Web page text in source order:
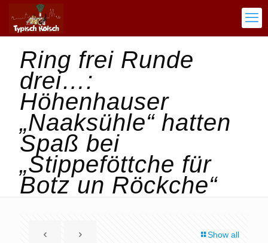
Ring frei Runde
drei…:
Höhenhauser
„Naaksühle“ hatten
Spaß bei
„Stippeföttche für
Botz un Röckche“
Show all